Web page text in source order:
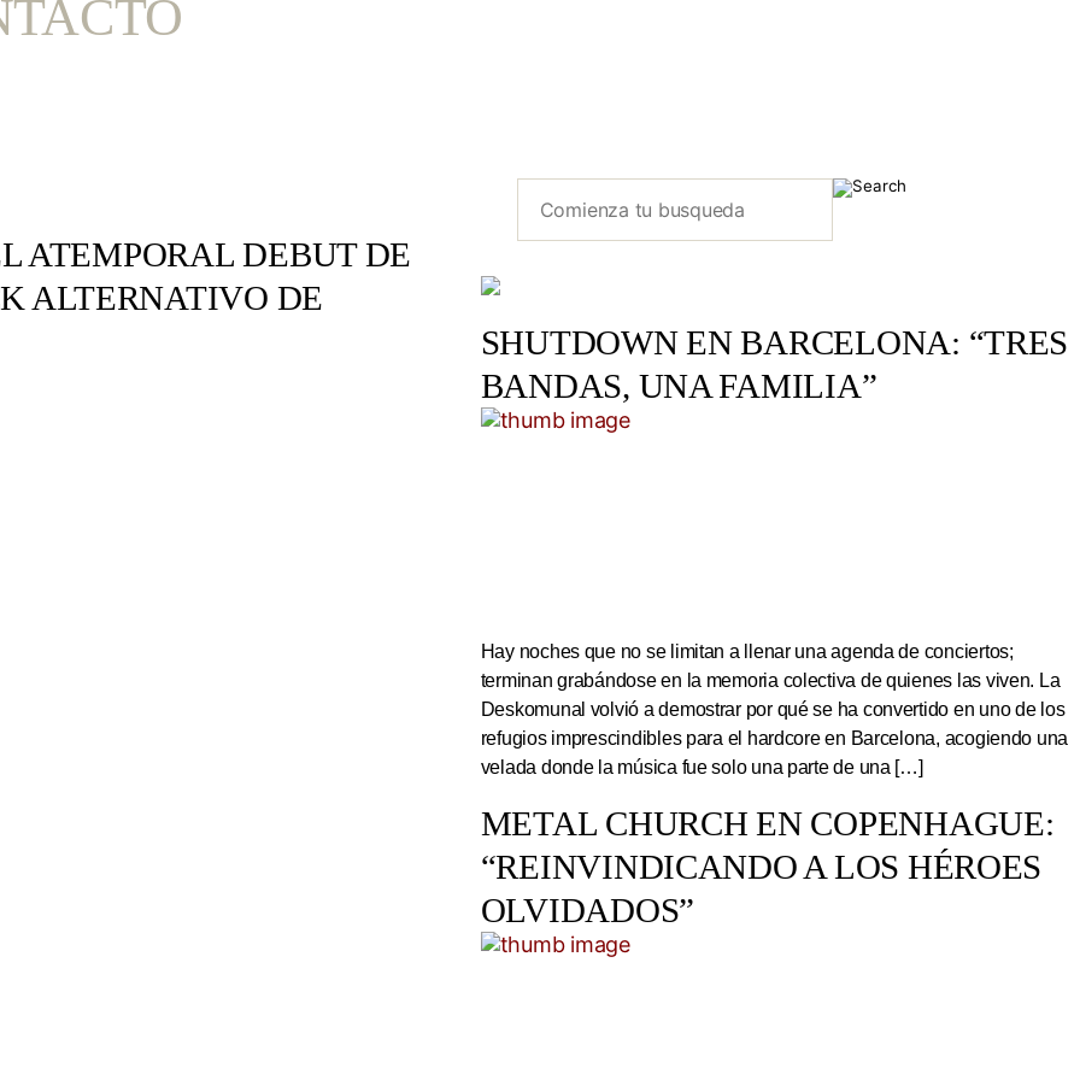
ATEMPORAL DEBUT DE
ALTERNATIVO DE
SHUTDOWN EN BARCELONA: “TRES
BANDAS, UNA FAMILIA”
Hay noches que no se limitan a llenar una agenda de conciertos;
terminan grabándose en la memoria colectiva de quienes las viven. La
Deskomunal volvió a demostrar por qué se ha convertido en uno de los
refugios imprescindibles para el hardcore en Barcelona, acogiendo una
velada donde la música fue solo una parte de una […]
METAL CHURCH EN COPENHAGUE:
“REINVINDICANDO A LOS HÉROES
OLVIDADOS”